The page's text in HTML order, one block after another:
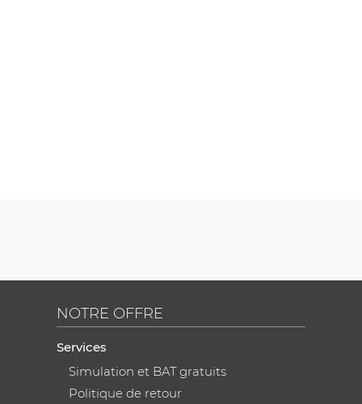
NOTRE OFFRE
Services
Simulation et BAT gratuits
Politique de retour